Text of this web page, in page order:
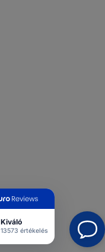
Kiváló
13573 értékelés